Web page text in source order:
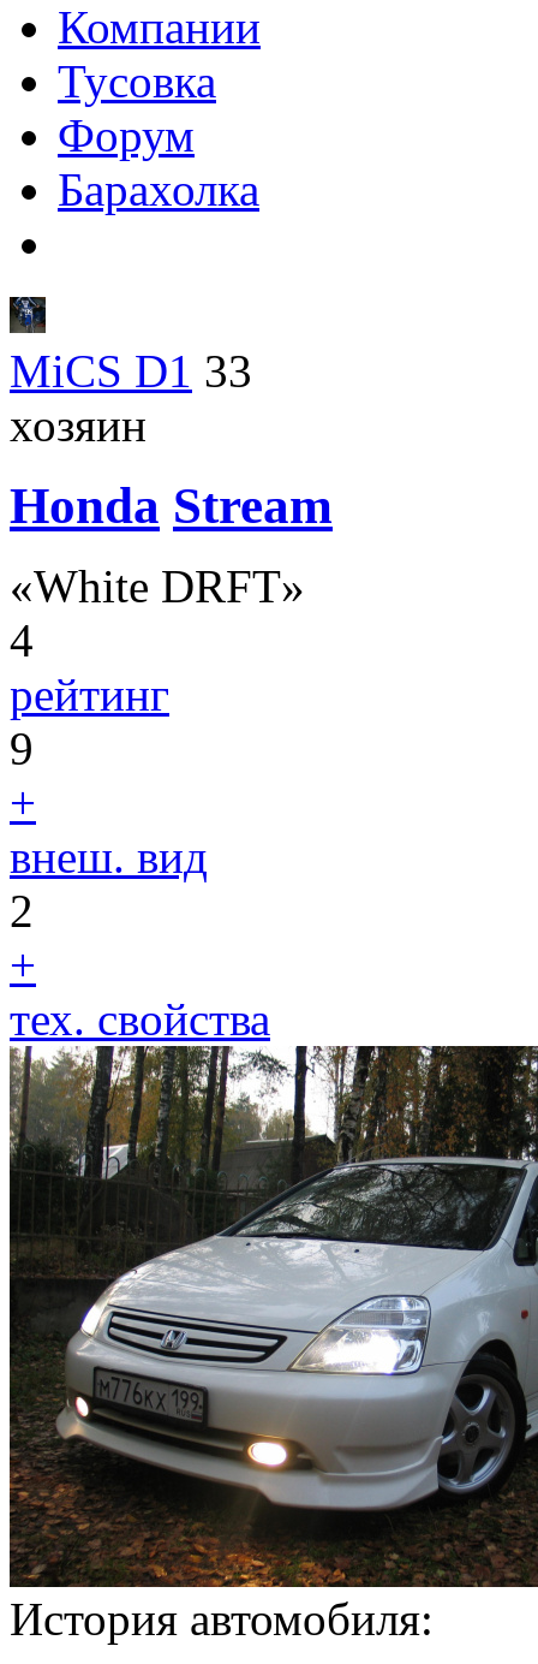
Компании
Тусовка
Форум
Барахолка
MiCS D1 33
хозяин
Honda Stream
«White DRFT»
4
рейтинг
9
+
внеш. вид
2
+
тех. свойства
История автомобиля: